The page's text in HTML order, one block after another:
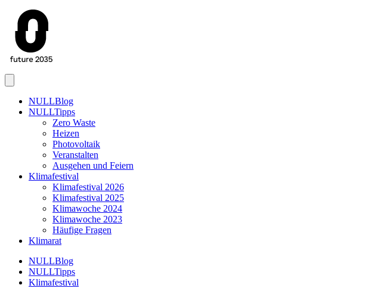
NULLBlog
NULLTipps
Zero Waste
Heizen
Photovoltaik
Veranstalten
Ausgehen und Feiern
Klimafestival
Klimafestival 2026
Klimafestival 2025
Klimawoche 2024
Klimawoche 2023
Häufige Fragen
Klimarat
NULLBlog
NULLTipps(Alt+Enter um Untermenü zu öffnen und zu navigieren)
Klimafestival